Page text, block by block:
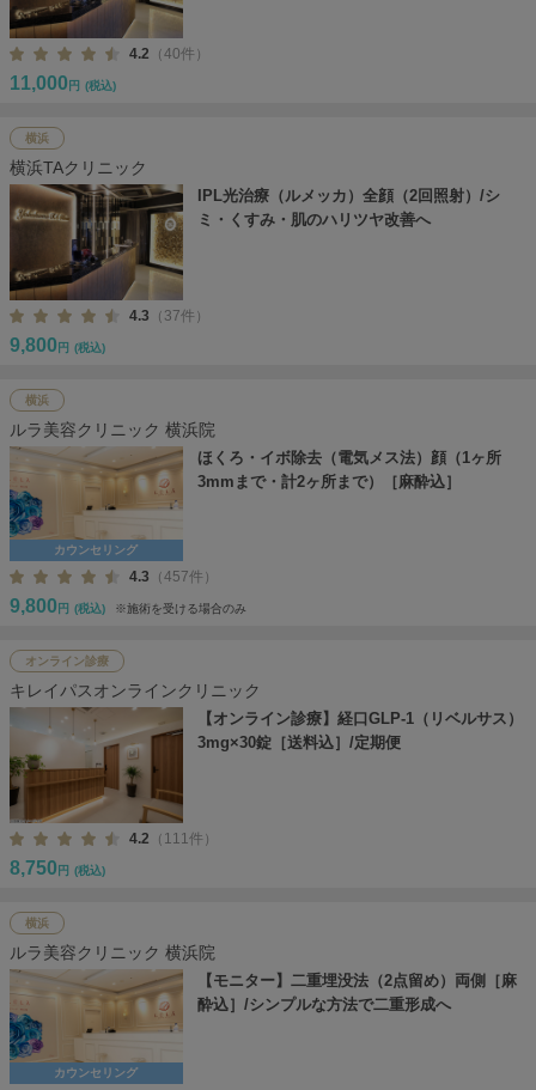
4.2 （40件）
11,000 円 (税込)
横浜
横浜TAクリニック
IPL光治療（ルメッカ）全顔（2回照射）/シ
ミ・くすみ・肌のハリツヤ改善へ
4.3 （37件）
9,800 円 (税込)
横浜
ルラ美容クリニック 横浜院
カウンセリング
ほくろ・イボ除去（電気メス法）顔（1ヶ所
3mmまで・計2ヶ所まで）［麻酔込］
4.3 （457件）
9,800 円 (税込) ※施術を受ける場合のみ
オンライン診療
キレイパスオンラインクリニック
【オンライン診療】経口GLP-1（リベルサス）
3mg×30錠［送料込］/定期便
4.2 （111件）
8,750 円 (税込)
横浜
ルラ美容クリニック 横浜院
カウンセリング
【モニター】二重埋没法（2点留め）両側［麻
酔込］/シンプルな方法で二重形成へ